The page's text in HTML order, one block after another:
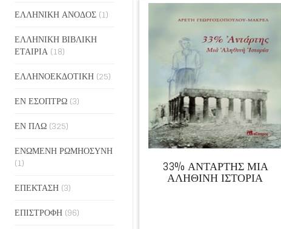
33% ΑΝΤΑΡΤΗΣ ΜΙΑ
ΑΛΗΘΙΝΗ ΙΣΤΟΡΙΑ
ΕΛΛΗΝΙΚΗ ΑΝΟΔΟΣ (1)
ΕΛΛΗΝΙΚΗ ΒΙΒΛΙΚΗ
ΕΤΑΙΡΙΑ (18)
ΕΛΛΗΝΟΕΚΔΟΤΙΚΗ (25)
ΕΝ ΕΣΟΠΤΡΩ (3)
ΕΝ ΠΛΩ (325)
ΕΝΩΜΕΝΗ ΡΩΜΗΟΣΥΝΗ
(1)
ΕΠΕΚΤΑΣΗ (3)
ΕΠΙΣΤΡΟΦΗ (96)